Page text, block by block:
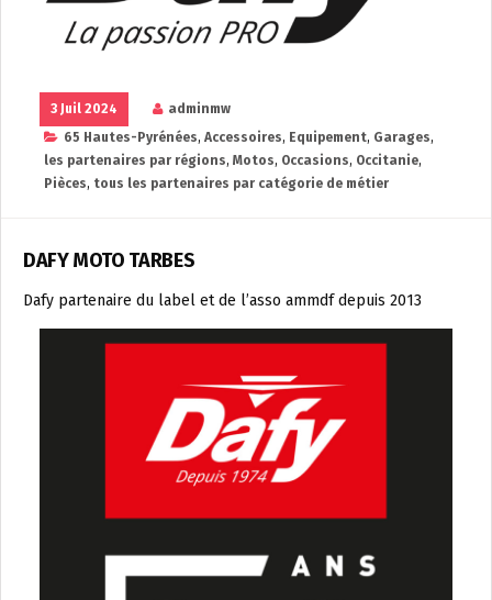
3 Juil 2024
adminmw
65 Hautes-Pyrénées, Accessoires, Equipement, Garages,
les partenaires par régions, Motos, Occasions, Occitanie,
Pièces, tous les partenaires par catégorie de métier
DAFY MOTO TARBES
Dafy partenaire du label et de l’asso ammdf depuis 2013